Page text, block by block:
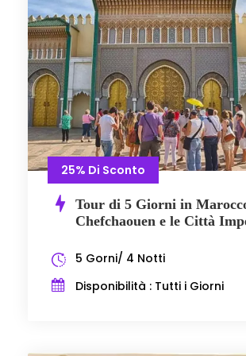
25% Di Sconto
Tour di 5 Giorni in
Chefchaouen e le Città
5 Gorni/ 4 Notti
Disponibilità : Tutti i Giorni